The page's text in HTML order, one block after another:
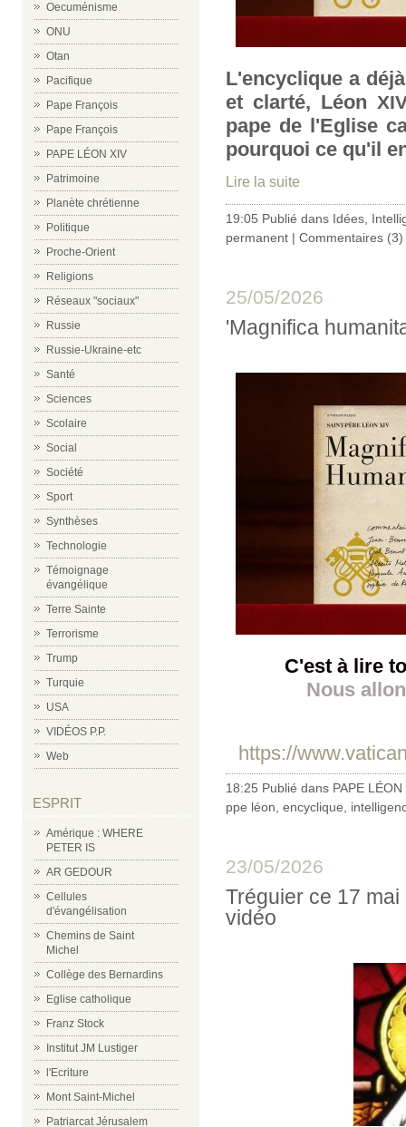
Oecuménisme
ONU
Otan
Pacifique
Pape François
Pape François
PAPE LÉON XIV
Patrimoine
Planète chrétienne
Politique
Proche-Orient
Religions
Réseaux "sociaux"
Russie
Russie-Ukraine-etc
Santé
Sciences
Scolaire
Social
Société
Sport
Synthèses
Technologie
Témoignage
évangélique
Terre Sainte
Terrorisme
Trump
Turquie
USA
VIDÉOS P.P.
Web
ESPRIT
Amérique : WHERE
PETER IS
AR GEDOUR
Cellules
d'évangélisation
Chemins de Saint
Michel
Collège des Bernardins
Eglise catholique
Franz Stock
Institut JM Lustiger
l'Ecriture
Mont Saint-Michel
Patriarcat Jérusalem
L'encyclique a
et clarté, Léon
pape de l'Eglise
pourquoi ce qu'il
Lire la suite
19:05 Publié dans Idées,
permanent | Commentaires (3)
25/05/2026
'Magnifica
C'est à lire
Nous
https://
18:25 Publié dans PAPE LÉON
ppe léon encyclique
23/05/2026
Tréguier ce 17
vidéo